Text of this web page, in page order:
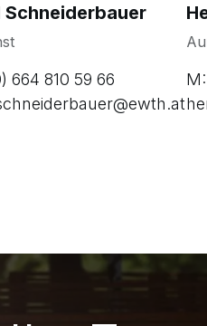
Schneiderbauer
664 810 59 66